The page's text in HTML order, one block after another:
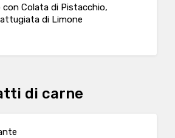
Colata di Pistacchio,
di Limone
di carne